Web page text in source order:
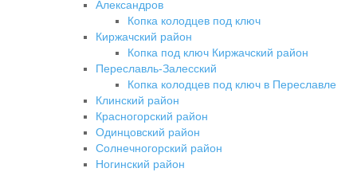
Александров
Копка колодцев под ключ
Киржачский район
Копка под ключ Киржачский район
Переславль-Залесский
Копка колодцев под ключ в Переславле
Клинский район
Красногорский район
Одинцовский район
Солнечногорский район
Ногинский район